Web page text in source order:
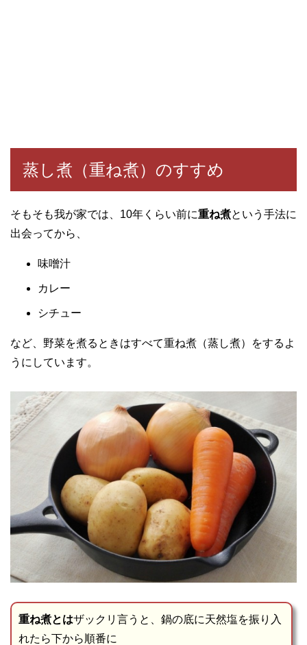
蒸し煮（重ね煮）のすすめ
そもそも我が家では、10年くらい前に重ね煮という手法に
出会ってから、
味噌汁
カレー
シチュー
など、野菜を煮るときはすべて重ね煮（蒸し煮）をするよ
うにしています。
重ね煮とはザックリ言うと、鍋の底に天然塩を振り入
れたら下から順番に